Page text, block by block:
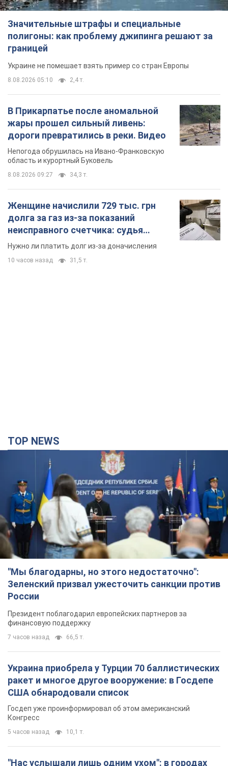
Значительные штрафы и специальные
полигоны: как проблему джипинга решают за
границей
Украине не помешает взять пример со стран Европы
8.08.2026 05:10 2,4 т.
В Прикарпатье после аномальной
жары прошел сильный ливень:
дороги превратились в реки. Видео
Непогода обрушилась на Ивано-Франковскую
область и курортный Буковель
8.08.2026 09:27 34,3 т.
Женщине начислили 729 тыс. грн
долга за газ из-за показаний
неисправного счетчика: судья
вынес неожиданное решение
Нужно ли платить долг из-за доначисления
10 часов назад 31,5 т.
TOP NEWS
"Мы благодарны, но этого недостаточно":
Зеленский призвал ужесточить санкции против
России
Президент поблагодарил европейских партнеров за
финансовую поддержку
7 часов назад 66,5 т.
Украина приобрела у Турции 70 баллистических
ракет и многое другое вооружение: в Госдепе
США обнародовали список
Госдеп уже проинформировал об этом американский
Конгресс
5 часов назад 10,1 т.
"Нас услышали лишь одним ухом": в городах